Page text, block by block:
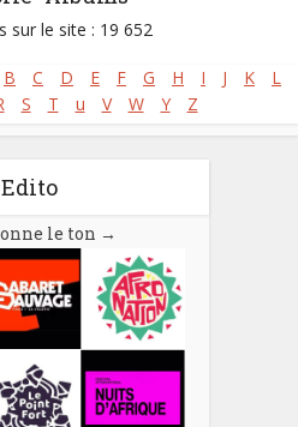
sur le site : 19 652
B C D E F G H I J K
L
S T u V W Y Z
Edito
le ton →